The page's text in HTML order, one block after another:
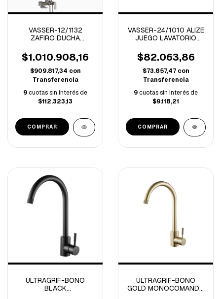
VASSER-12/1132
ZAFIRO DUCHA
CROMO
$1.010.908,16
$909.817,34 con
Transferencia
9cuotas sin interés de
$112.323,13
VASSER-24/1010 ALIZE
JUEGO LAVATORIO
$82.063,86
$73.857,47 con
Transferencia
9cuotas sin interés de
$9.118,21
ULTRAGRIF-BONO
BLACK
ULTRAGRIF-BONO
GOLD MONOCOMANDO